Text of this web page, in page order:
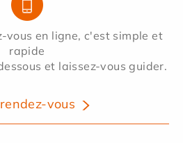
vous en ligne, c'est simple et
rapide
et laissez-vous guider.
vous